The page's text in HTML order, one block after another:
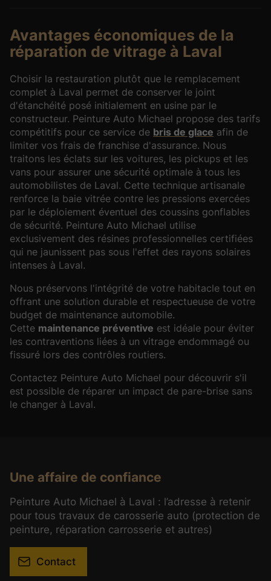
Avantages économiques de la
réparation de vitrage à Laval
Choisir la restauration plutôt que le remplacement
complet à Laval permet de conserver le joint
d'étanchéité posé initialement en usine par le
constructeur. Peinture Auto Michael propose des tarifs
compétitifs pour ce service de bris de glace afin de
limiter vos frais de franchise d'assurance. Nous
traitons les éclats sur les voitures, les pickups et les
vans pour assurer une sécurité optimale à tous les
automobilistes de Laval. Cette technique artisanale
renforce la baie vitrée contre les pressions exercées
par le déploiement éventuel des coussins gonflables
de sécurité. Peinture Auto Michael utilise
exclusivement des résines professionnelles certifiées
qui ne jaunissent pas sous l'effet des rayons solaires
intenses à Laval.
Nous préservons l'intégrité de votre habitacle tout en
offrant une solution durable et respectueuse de votre
budget de maintenance automobile.
Cette maintenance préventive est idéale pour éviter
les contraventions liées à un vitrage endommagé ou
fissuré lors des contrôles routiers.
Contactez Peinture Auto Michael pour découvrir s'il
est possible de réparer un impact de pare-brise sans
le changer à Laval.
Une affaire de confiance
Peinture Auto Michael à Laval : l’adresse à retenir
pour tous travaux de carosserie auto (protection de
peinture, réparation carrosserie et autres)
Contact